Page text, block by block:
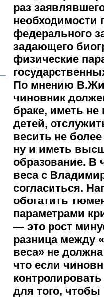
раз
необходимости
федерального
задающего
физические
По мнению
чиновник
браке, иметь не
детей,
весить не
ну и иметь
образование. В
веса с
согласиться.
обогатить
параметрами
— это рост
разница между
веса» не
что если
для того,